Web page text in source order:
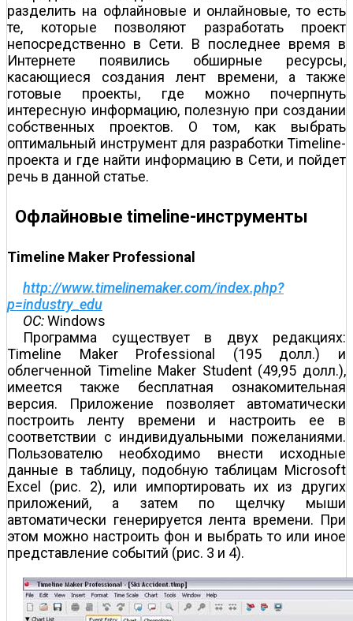
разделить на офлайновые и онлайновые, то есть
те, которые позволяют разработать проект
непосредственно в Сети. В последнее время в
Интернете появились обширные ресурсы,
касающиеся создания лент времени, а также
готовые проекты, где можно почерпнуть
интересную информацию, полезную при создании
собственных проектов. О том, как выбрать
оптимальный инструмент для разработки Timeline-
проекта и где найти информацию в Сети, и пойдет
речь в данной статье.
Офлайновые timeline-инструменты
Timeline Maker Professional
http://www.timelinemaker.com/index.php?
p=industry_edu
ОС:Windows
Программа существует в двух редакциях:
Timeline Maker Professional (195 долл.) и
облегченной Timeline Maker Student (49,95 долл.),
имеется также бесплатная ознакомительная
версия. Приложение позволяет автоматически
построить ленту времени и настроить ее в
соответствии с индивидуальными пожеланиями.
Пользователю необходимо внести исходные
данные в таблицу, подобную таблицам Microsoft
Excel (рис. 2), или импортировать их из других
приложений, а затем по щелчку мыши
автоматически генерируется лента времени. При
этом можно настроить фон и выбрать то или иное
представление событий (рис. 3 и 4).